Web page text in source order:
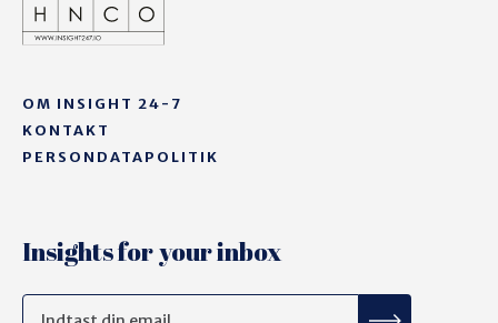
OM INSIGHT 24-7
KONTAKT
PERSONDATAPOLITIK
Insights for your inbox